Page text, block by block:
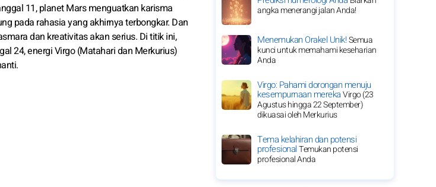
11, planet Mars menguatkan karisma
pada rahasia yang akhirnya terbongkar. Dan
dan kreativitas akan serius. Di titik ini,
24, energi Virgo (Matahari dan Merkurius)
angka menerangi jalan Anda!
Menemukan Orakel Unik!Semua
kunci untuk memahami keseharian
Anda
Virgo: Pahami dorongan menuju
kesempurnaan merekaVirgo (23
Agustus hingga 22 September)
dikuasai oleh Merkurius
Tema kelahiran dan potensi
profesionalTemukan potensi
profesional Anda